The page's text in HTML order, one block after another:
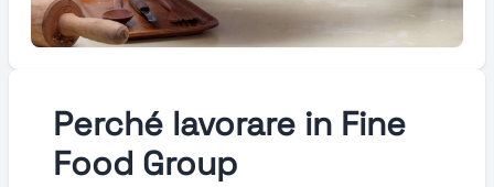
Perché lavorare in Fine
Food Group